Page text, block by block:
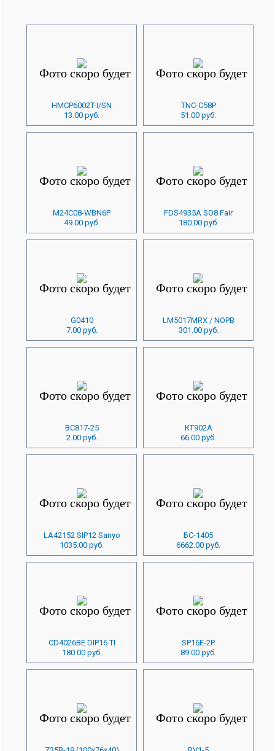
HMCP6002T-I/SN
13.00 руб.
TNC-C58P
51.00 руб.
M24C08-WBN6P
49.00 руб.
FDS4935A SO8 Fair
180.00 руб.
G0410
7.00 руб.
LM5017MRX / NOPB
301.00 руб.
BC817-25
2.00 руб.
КТ902А
66.00 руб.
LA42152 SIP12 Sanyo
1035.00 руб.
БС-1405
6662.00 руб.
CD4026BE DIP16 TI
180.00 руб.
SP16E-2P
89.00 руб.